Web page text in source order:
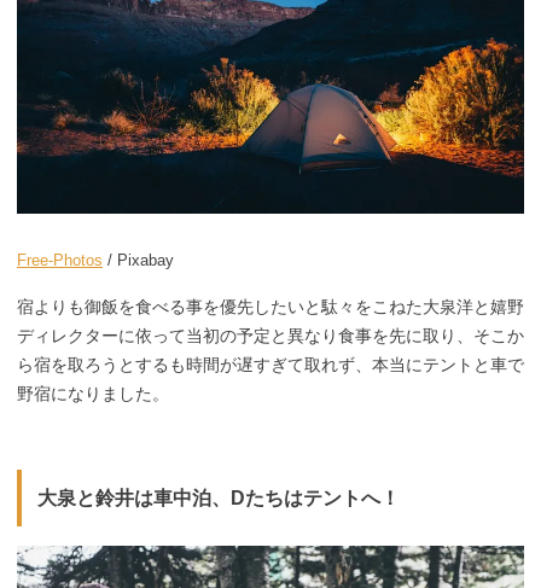
Free-Photos / Pixabay
宿よりも御飯を食べる事を優先したいと駄々をこねた大泉洋と嬉野
ディレクターに依って当初の予定と異なり食事を先に取り、そこか
ら宿を取ろうとするも時間が遅すぎて取れず、本当にテントと車で
野宿になりました。
大泉と鈴井は車中泊、Dたちはテントへ！